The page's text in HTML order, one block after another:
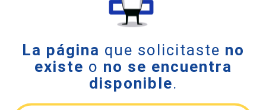
La página que solicitaste no
existe o no se encuentra
disponible.